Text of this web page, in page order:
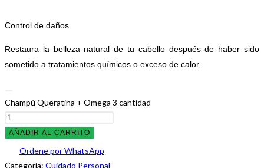
Control de daños
Restaura la belleza natural de tu cabello después de haber sido
sometido a tratamientos químicos o exceso de calor.
Champú Queratina + Omega 3 cantidad
AÑADIR AL CARRITO
Ordene por WhatsApp
Categoría: Cuidado Personal